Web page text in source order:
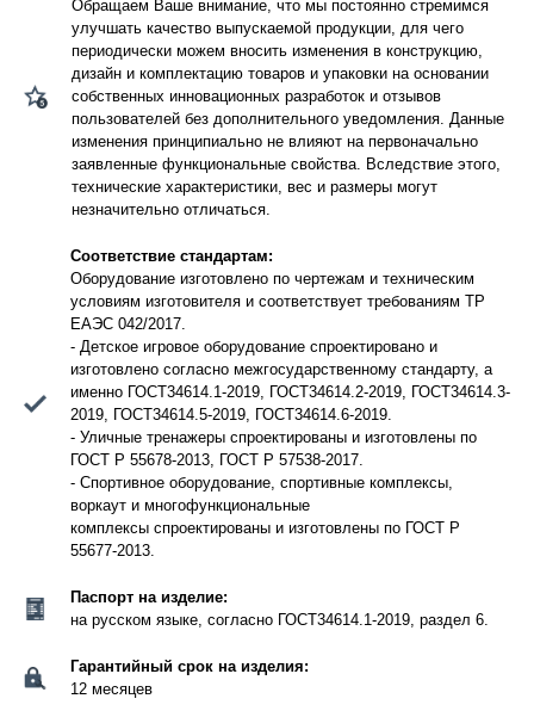
Обращаем Ваше внимание, что мы постоянно стремимся
улучшать качество выпускаемой продукции, для чего
периодически можем вносить изменения в конструкцию,
дизайн и комплектацию товаров и упаковки на основании
собственных инновационных разработок и отзывов
пользователей без дополнительного уведомления. Данные
изменения принципиально не влияют на первоначально
заявленные функциональные свойства. Вследствие этого,
технические характеристики, вес и размеры могут
незначительно отличаться.
Соответствие стандартам:
Оборудование изготовлено по чертежам и техническим
условиям изготовителя и соответствует требованиям ТР
ЕАЭС 042/2017.
- Детское игровое оборудование спроектировано и
изготовлено согласно межгосударственному стандарту, а
именно ГОСТ34614.1-2019, ГОСТ34614.2-2019, ГОСТ34614.3-
2019, ГОСТ34614.5-2019, ГОСТ34614.6-2019.
- Уличные тренажеры спроектированы и изготовлены по
ГОСТ Р 55678-2013, ГОСТ Р 57538-2017.
- Спортивное оборудование, спортивные комплексы,
воркаут и многофункциональные
комплексы спроектированы и изготовлены по ГОСТ Р
55677-2013.
Паспорт на изделие:
на русском языке, согласно ГОСТ34614.1-2019, раздел 6.
Гарантийный срок на изделия:
12 месяцев